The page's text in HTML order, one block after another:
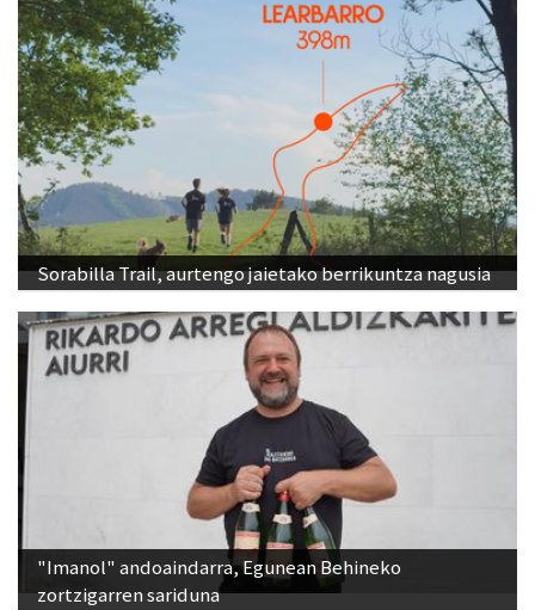
Sorabilla Trail, aurtengo jaietako berrikuntza nagusia
"Imanol" andoaindarra, Egunean Behineko
zortzigarren sariduna